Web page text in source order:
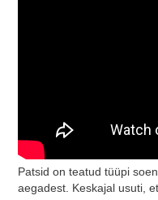
Patsid on teatud tüüpi
aegadest. Keskajal usuti,